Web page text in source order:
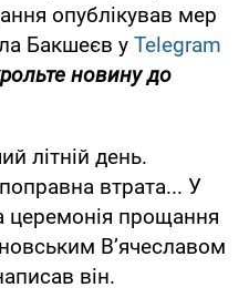
опублікував мер
Бакшеєв у Telegram
новину до
літній день.
втрата... У
церемонія прощання
В’ячеславом
він.